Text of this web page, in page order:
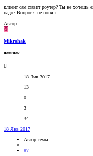
клиент сам ставит роутер? Ты не хочешь
надо? Вопрос я не понял.
Автор
M
Mikrohak
новичок
18 Янв 2017
13
0
3
34
18 Янв 2017
Автор темы
#7